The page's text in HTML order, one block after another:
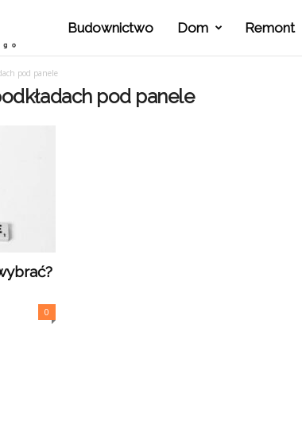
y
Budownictwo Dom Remont
pod panele
pod panele
0